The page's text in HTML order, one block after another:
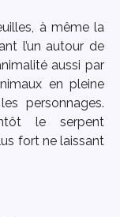
à même la
l’un autour de
aussi par
en pleine
personnages.
le serpent
fort ne laissant